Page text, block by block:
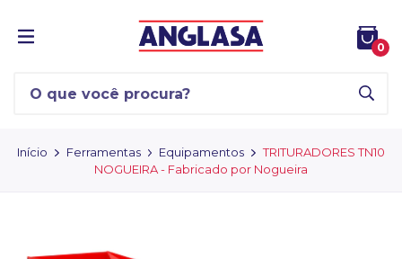
0
Início Ferramentas Equipamentos
TRITURADORES TN10
NOGUEIRA - Fabricado por Nogueira